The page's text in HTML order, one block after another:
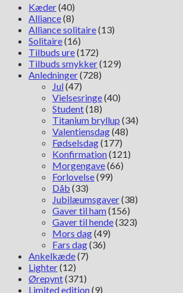
Kæder(40)
Alliance(8)
Alliance solitaire(13)
Solitaire(16)
Tilbuds ure(172)
Tilbuds smykker(129)
Anledninger(728)
Jul(47)
Vielsesringe(40)
Student(18)
Titanium bryllup (34)
Valentiensdag(48)
Fødselsdag(177)
Konfirmation(121)
Morgengave(66)
Forlovelse(99)
Dåb (33)
Jubilæumsgaver(38)
Gaver til ham(156)
Gaver til hende(323)
Mors dag(49)
Fars dag(36)
Ankelkæde(7)
Lighter(12)
Ørepynt(371)
Limited edition(9)